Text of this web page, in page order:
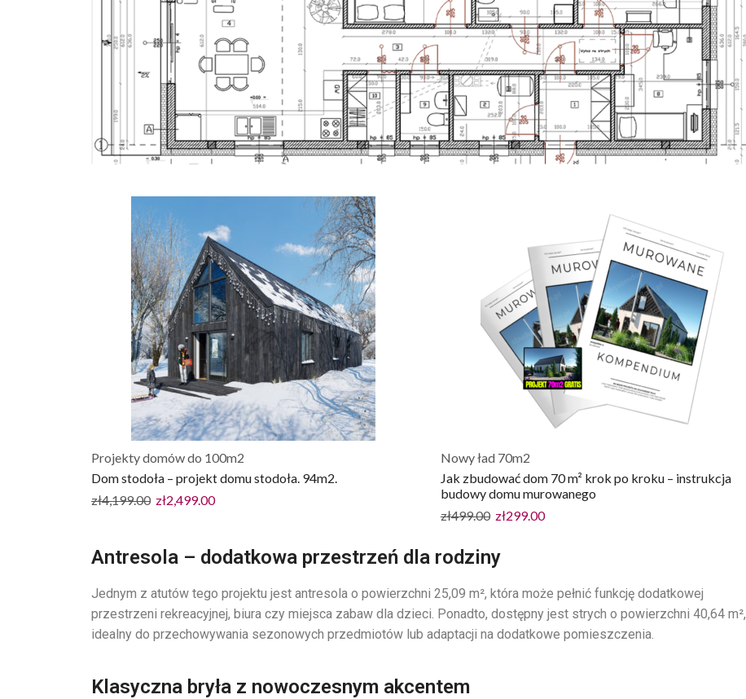
Projekty domów do 100m2
Dom stodoła – projekt domu stodoła. 94m2.
zł4,199.00 zł2,499.00
Nowy ład 70m2
Jak zbudować dom 70 m² krok po kroku – instrukcja
budowy domu murowanego
zł499.00 zł299.00
Antresola – dodatkowa przestrzeń dla rodziny
Jednym z atutów tego projektu jest antresola o powierzchni 25,09 m², która może pełnić funkcję dodatkowej
przestrzeni rekreacyjnej, biura czy miejsca zabaw dla dzieci. Ponadto, dostępny jest strych o powierzchni 40,64 m²,
idealny do przechowywania sezonowych przedmiotów lub adaptacji na dodatkowe pomieszczenia.
Klasyczna bryła z nowoczesnym akcentem